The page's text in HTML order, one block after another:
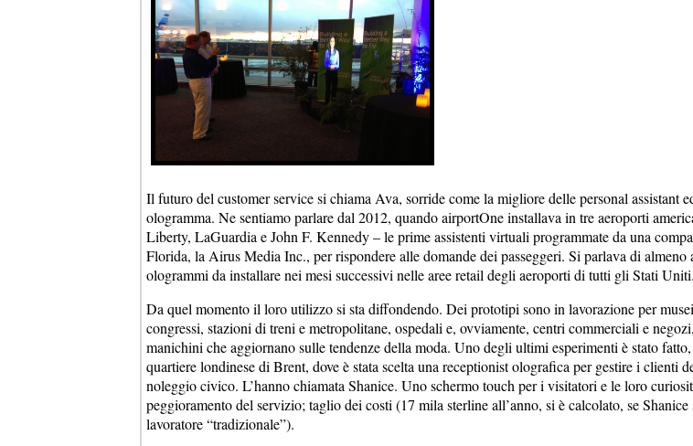
Il futuro del customer service si chiama Ava, sorride come la migliore delle personal assistant
ologramma. Ne sentiamo parlare dal 2012, quando airportOne installava in tre aeroporti
Liberty, LaGuardia e John F. Kennedy – le prime assistenti virtuali programmate da una
Florida, la Airus Media Inc., per rispondere alle domande dei passeggeri. Si parlava di almeno
ologrammi da installare nei mesi successivi nelle aree retail degli aeroporti di tutti gli Stati Uniti.
Da quel momento il loro utilizzo si sta diffondendo. Dei prototipi sono in lavorazione per
congressi, stazioni di treni e metropolitane, ospedali e, ovviamente, centri commerciali e
manichini che aggiornano sulle tendenze della moda. Uno degli ultimi esperimenti è stato
quartiere londinese di Brent, dove è stata scelta una receptionist olografica per gestire i clienti
noleggio civico. L’hanno chiamata Shanice. Uno schermo touch per i visitatori e le loro
peggioramento del servizio; taglio dei costi (17 mila sterline all’anno, si è calcolato, se Shanice
lavoratore “tradizionale”).